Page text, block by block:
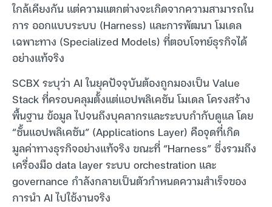
ใกล้เคียงกัน แต่ความแตกต่างจะเกิดจากความสามารถใน
การ ออกแบบระบบ (Harness) และการพัฒนา โมเดล
เฉพาะทาง (Specialized Models) ที่ตอบโจทย์ธุรกิจได้
อย่างแท้จริง
SCBX ระบุว่า AI ในยุคปัจจุบันต้องถูกมองเป็น Value
Stack ที่ครอบคลุมตั้งแต่แอปพลิเคชัน โมเดล โครงสร้าง
พื้นฐาน ข้อมูล ไปจนถึงบุคลากรและระบบกำกับดูแล โดย
“ชั้นแอปพลิเคชัน” (Applications Layer) คือจุดที่เกิด
มูลค่าทางธุรกิจอย่างแท้จริง ขณะที่ “Harness” ซึ่งรวมถึง
เครื่องมือ data layer ระบบ orchestration และ
governance กำลังกลายเป็นตัวกำหนดความสำเร็จของ
การนำ AI ไปใช้งานจริง